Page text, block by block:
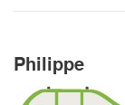
Philippe